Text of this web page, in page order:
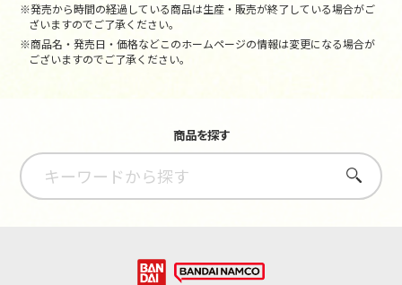
※発売から時間の経過している商品は生産・販売が終了している場合がご
ざいますのでご了承ください。
※商品名・発売日・価格などこのホームページの情報は変更になる場合が
ございますのでご了承ください。
商品を探す
さがす